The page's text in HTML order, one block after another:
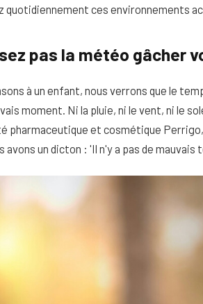
quotidiennement ces environnements
pas la météo gâcher
à un enfant, nous verrons que le
moment. Ni la pluie, ni le vent, ni le
pharmaceutique et cosmétique
avons un dicton : 'Il n'y a pas de